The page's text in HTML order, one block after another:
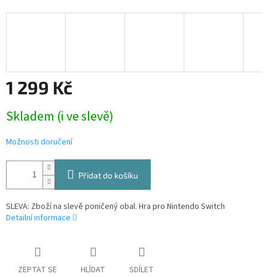
1 299 Kč
cena:
Skladem (i ve slevě)
Možnosti doručení
Přidat do košíku
SLEVA: Zboží na slevě poničený obal. Hra pro Nintendo Switch
Detailní informace
ZEPTAT SE HLÍDAT SDÍLET